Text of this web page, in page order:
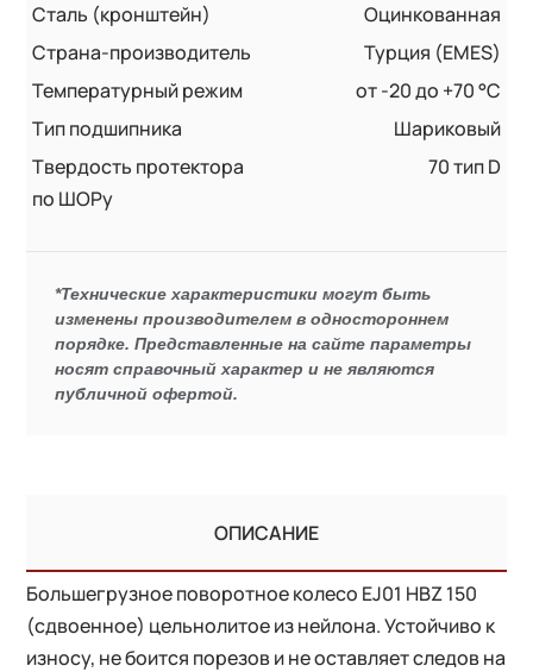
Сталь (кронштейн)
Оцинкованная
Страна-производитель
Турция (EMES)
Температурный режим
от -20 до +70 °С
Тип подшипника
Шариковый
Твердость протектора
по ШОРу
70 тип D
*Технические характеристики могут быть
изменены производителем в одностороннем
порядке. Представленные на сайте параметры
носят справочный характер и не являются
публичной офертой.
ОПИСАНИЕ
Большегрузное поворотное колесо EJ01 HBZ 150
(сдвоенное) цельнолитое из нейлона. Устойчиво к
износу, не боится порезов и не оставляет следов на